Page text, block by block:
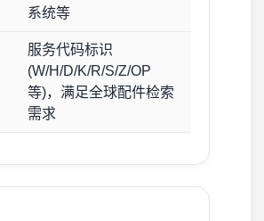
系统等
服务代码标识
(W/H/D/K/R/S/Z/OP
等)，满足全球配件检索
需求